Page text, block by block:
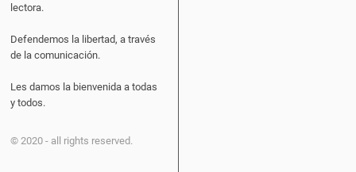
lectora.
Defendemos la libertad, a través
de la comunicación.
Les damos la bienvenida a todas
y todos.
© 2020 - all rights reserved.